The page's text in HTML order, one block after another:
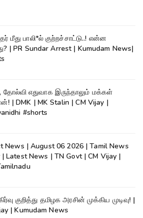
மீது பாலி*ல் குற்றச்சாட்டு..! என்ன
| PR Sundar Arrest | Kumudam News|
தோல்வி எதுவாக இருந்தாலும் மக்கள்
| DMK | MK Stalin | CM Vijay |
#shorts
News | August 06 2026 | Tamil News
| Latest News | TN Govt | CM Vijay |
குறித்து தமிழக அரசின் முக்கிய முடிவு! |
| Kumudam News